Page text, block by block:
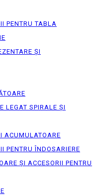
PENTRU TABLA
ȘI
LEGAT SPIRALE ȘI
ACUMULATOARE
PENTRU ÎNDOSARIERE
ȘI ACCESORII PENTRU